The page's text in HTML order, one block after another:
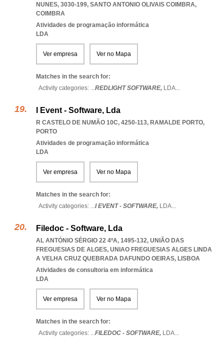
NUNES, 3030-199, SANTO ANTONIO OLIVAIS COIMBRA,
COIMBRA
Atividades de programação informática
LDA
Ver empresa Ver no Mapa
Matches in the search for:
Activity categories: ...REDLIGHT SOFTWARE, LDA...
I Event - Software, Lda
R CASTELO DE NUMÃO 10C, 4250-113, RAMALDE PORTO,
PORTO
Atividades de programação informática
LDA
Ver empresa Ver no Mapa
Matches in the search for:
Activity categories: ...I EVENT - SOFTWARE, LDA...
Filedoc - Software, Lda
AL ANTÓNIO SÉRGIO 22 4ºA, 1495-132, UNIÃO DAS
FREGUESIAS DE ALGES, UNIAO FREGUESIAS ALGES LINDA
A VELHA CRUZ QUEBRADA DAFUNDO OEIRAS, LISBOA
Atividades de consultoria em informática
LDA
Ver empresa Ver no Mapa
Matches in the search for:
Activity categories: ...FILEDOC - SOFTWARE, LDA...